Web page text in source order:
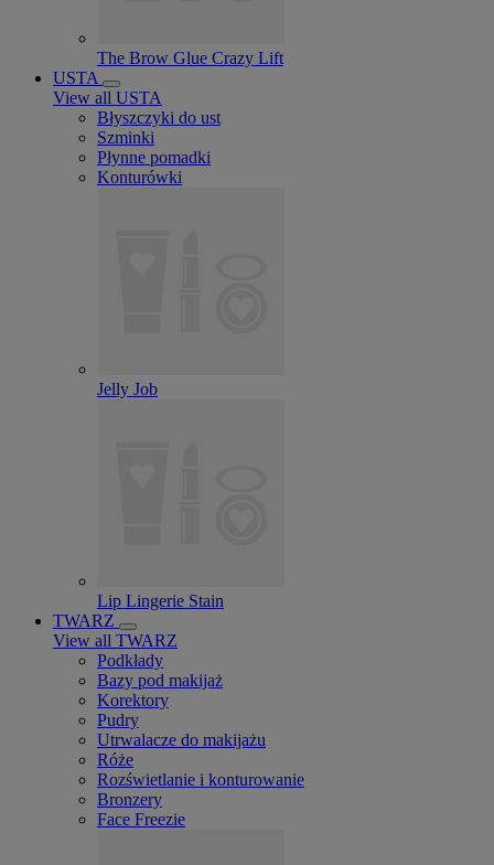
The Brow Glue Crazy Lift
USTA
View all USTA
Błyszczyki do ust
Szminki
Płynne pomadki
Konturówki
Jelly Job
Lip Lingerie Stain
TWARZ
View all TWARZ
Podkłady
Bazy pod makijaż
Korektory
Pudry
Utrwalacze do makijażu
Róże
Rozświetlanie i konturowanie
Bronzery
Face Freezie